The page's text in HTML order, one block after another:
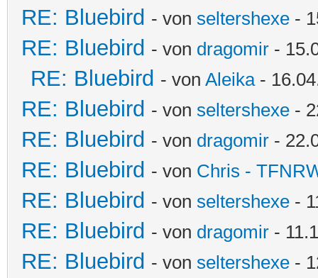
RE: Bluebird - von seltershexe -
RE: Bluebird - von dragomir -
RE: Bluebird - von Aleika-
RE: Bluebird - von seltershexe -
RE: Bluebird - von dragomir -
RE: Bluebird - von Chris -
RE: Bluebird - von seltershexe -
RE: Bluebird - von dragomir -
RE: Bluebird - von seltershexe -